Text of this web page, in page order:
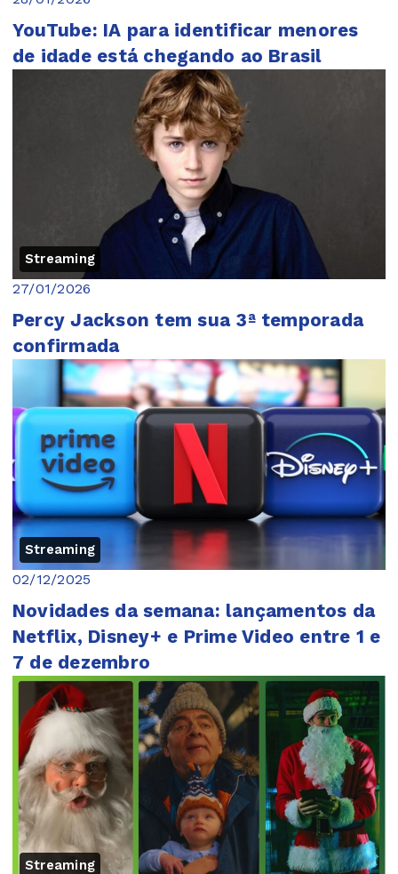
YouTube: IA para identificar menores
de idade está chegando ao Brasil
Streaming
27/01/2026
Percy Jackson tem sua 3ª temporada
confirmada
Streaming
02/12/2025
Novidades da semana: lançamentos da
Netflix, Disney+ e Prime Video entre 1 e
7 de dezembro
Streaming